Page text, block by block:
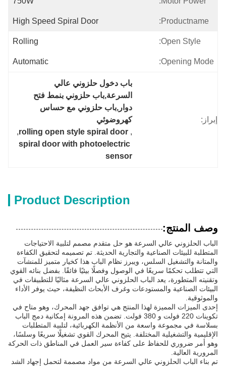
Productname:
High Speed Spiral Door
Open Style:
Rolling
Opening Mode:
Automatic
إبراز:
باب دخول حلزوني عالي
السرعة,باب حلزوني بنمط فتح
دوار,باب حلزوني مع حساس
كهروضوئي
,
rolling open style spiral door
,
spiral door with photoelectric
sensor
Product Description
وصف المنتج:
الباب الحلزوني عالي السرعة هو حل متقدم مصمم لتلبية الاحتياجات
المتطلبة للبيئات الصناعية والتجارية الحديثة. تم تصميمه لتحقيق الكفاءة
والمتانة والتشغيل السلس، ويبرز نظام الباب هذا كخيار متميز للمنشآت
التي تتطلب تحكمًا سريعًا في الوصول وفصلًا بيئيًا فائقًا. بفضل بنائه القوي
وتقنيته المتطورة، يعد الباب الحلزوني عالي السرعة مثاليًا للتطبيقات في
البيئات الصناعية والمستودعات وغرف الأبحاث النظيفة، حيث يوفر الأداء
والموثوقية.
إحدى الميزات المميزة لهذا المنتج هي توافق جهد المحرك، وهو متاح في
تكوينات 220 فولت و 380 فولت. تضمن هذه المرونة إمكانية دمج الباب
بسلاسة في مجموعة واسعة من الأنظمة الكهربائية، لتلبية المتطلبات
الإقليمية والتشغيلية المختلفة. يتيح المحرك القوي تشغيلًا سريعًا وسلسًا،
وهو أمر ضروري للحفاظ على كفاءة سير العمل في المناطق ذات الحركة
المرورية العالية.
تم بناء الباب الحلزوني عالي السرعة من مواد مصممة لتحمل إجهاد الشد